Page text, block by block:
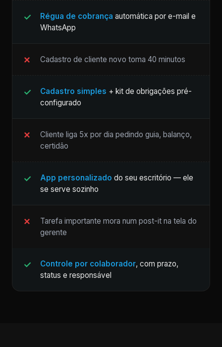
Régua de cobrança automática por e-mail e
WhatsApp
Cadastro de cliente novo toma 40 minutos
Cadastro simples + kit de obrigações pré-
configurado
Cliente liga 5x por dia pedindo guia, balanço,
certidão
App personalizado do seu escritório — ele
se serve sozinho
Tarefa importante mora num post-it na tela do
gerente
Controle por colaborador, com prazo,
status e responsável